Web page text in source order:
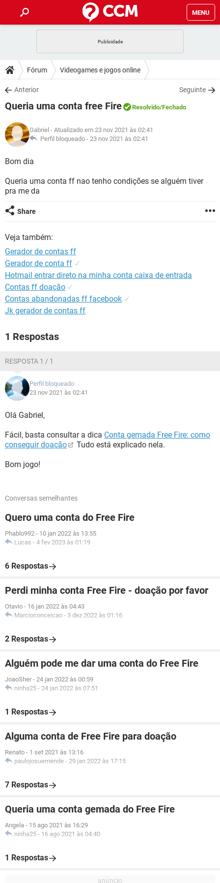
MENU
CELULAR FACEBOOK
OUTLOOK
INSTAGRAM GMAIL
GUIA DE COMPRAS
DICAS
JOGOS WHATSAPP
INSTAGRAM GMAIL
GUIA DE COMPRAS
DOWNLOADS
JOGOS WHATSAPP
CELULAR
OUTLOOK EXCEL
INSTAGRAM
FÓRUM
JOGOS WHATSAPP
CELULAR
OUTLOOK
INSTAGRAM GMAIL
GLOSSÁRIO
JOGOS
OUTLOOK
INSTAGRAM
Fórum Videogames e jogos online
Anterior Seguinte
Queria uma conta free Fire Resolvido/Fechado
Gabriel - Atualizado em 23 nov 2021 às 02:41
Perfil bloqueado - 23 nov 2021 às 02:41
Bom dia
Queria uma conta ff nao tenho condições se alguém tiver
pra me da
Share
Veja também:
Gerador de contas ff
Gerador de conta ff ✓
Hotmail entrar direto na minha conta caixa de entrada
Contas ff doação ✓
Contas abandonadas ff facebook ✓
Jk gerador de contas ff
1 Respostas
RESPOSTA 1 / 1
Perfil bloqueado
23 nov 2021 às 02:41
Olá Gabriel,
Fácil, basta consultar a dica Conta gemada Free Fire: como
conseguir doação
Tudo está explicado nela.
Bom jogo!
Conversas semelhantes
Quero uma conta do Free Fire
Phablo992 - 10 jan 2022 às 13:55
Lucas - 4 fev 2023 às 01:19
6 Respostas
Perdi minha conta Free Fire - doação por favor
Otavio - 16 jan 2022 às 04:43
Marcioconceicao - 3 dez 2022 às 01:16
2 Respostas
Alguém pode me dar uma conta do Free Fire
JoaoSher - 24 jan 2022 às 00:59
ninha25 - 24 jan 2022 às 07:51
1 Respostas
Alguma conta de Free Fire para doação
Renato - 1 set 2021 às 13:16
paulojosuemende - 29 jan 2022 às 17:15
7 Respostas
Queria uma conta gemada do Free Fire
Angela - 15 ago 2021 às 16:29
ninha25 - 16 ago 2021 às 04:40
1 Respostas